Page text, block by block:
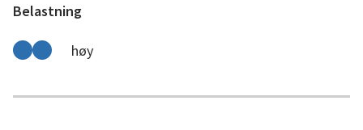
Belastning
høy